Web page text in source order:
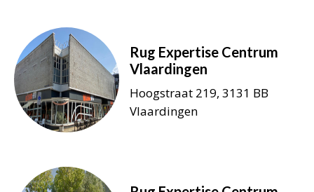
Rug Expertise Centrum
Vlaardingen
Hoogstraat 219, 3131 BB
Vlaardingen